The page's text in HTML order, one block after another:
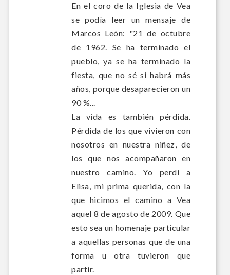
En el coro de la Iglesia de Vea
se podía leer un mensaje de
Marcos León: "21 de octubre
de 1962. Se ha terminado el
pueblo, ya se ha terminado la
fiesta, que no sé si habrá más
años, porque desaparecieron un
90 %...
La vida es también pérdida.
Pérdida de los que vivieron con
nosotros en nuestra niñez, de
los que nos acompañaron en
nuestro camino. Yo perdí a
Elisa, mi prima querida, con la
que hicimos el camino a Vea
aquel 8 de agosto de 2009. Que
esto sea un homenaje particular
a aquellas personas que de una
forma u otra tuvieron que
partir.